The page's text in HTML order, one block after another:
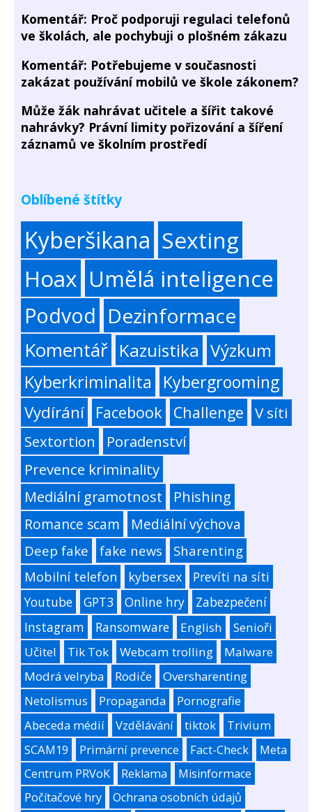
Komentář: Proč podporuji regulaci telefonů
ve školách, ale pochybuji o plošném zákazu
Komentář: Potřebujeme v současnosti
zakázat používání mobilů ve škole zákonem?
Může žák nahrávat učitele a šířit takové
nahrávky? Právní limity pořizování a šíření
záznamů ve školním prostředí
Oblíbené štítky
Kyberšikana Sexting
Hoax Umělá inteligence
Podvod Dezinformace
Komentář Kazuistika Výzkum
Kyberkriminalita Kybergrooming
Vydírání Facebook Challenge
V síti
Sextortion
Poradenství
Prevence kriminality
Mediální gramotnost
Phishing
Romance scam
Mediální výchova
Deep fake fake news Sharenting
Mobilní telefon kybersex
Prevíti na síti
Youtube
GPT3 Online hry
Zabezpečení
Instagram
Ransomware English
Senioři
Učitel
Tik Tok Webcam trolling
Malware
Modrá velryba
Rodiče
Oversharenting
Netolismus
Propaganda
Pornografie
Abeceda médií
Vzdělávání tiktok
Trivium
SCAM19
Primární prevence Fact-Check
Meta
Centrum PRVoK
Reklama
Misinformace
Počítačové hry
Ochrana osobních údajů